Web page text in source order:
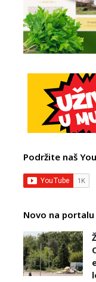
Podržite naš
Novo na portalu